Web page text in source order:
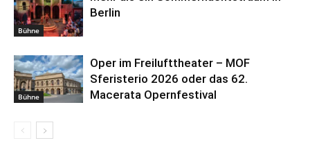
Bühne
Berlin
Bühne
Oper im Freilufttheater – MOF
Sferisterio 2026 oder das 62.
Macerata Opernfestival